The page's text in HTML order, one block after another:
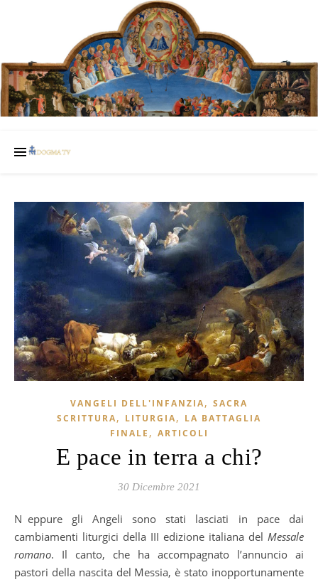
VANGELI DELL'INFANZIA, SACRA
SCRITTURA, LITURGIA, LA BATTAGLIA
FINALE , ARTICOLI
E pace in terra a chi?
30 Dicembre 2021
Neppure gli Angeli sono stati lasciati in pace dai
cambiamenti liturgici della III edizione italiana del Messale
romano. Il canto, che ha accompagnato l’annuncio ai
pastori della nascita del Messia, è stato inopportunamente